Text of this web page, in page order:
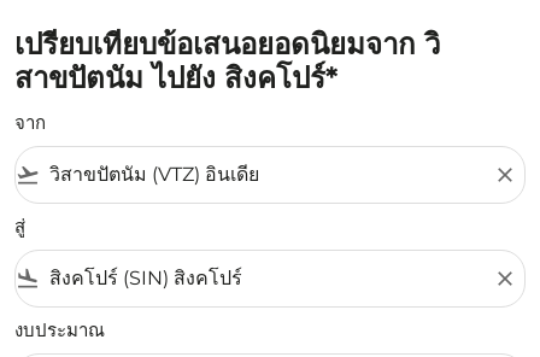
เปรียบเทียบข้อเสนอยอดนิยมจาก วิ
สาขปัตนัม ไปยัง สิงคโปร์*
จาก
flight_takeoff close
สู่
flight_land close
งบประมาณ